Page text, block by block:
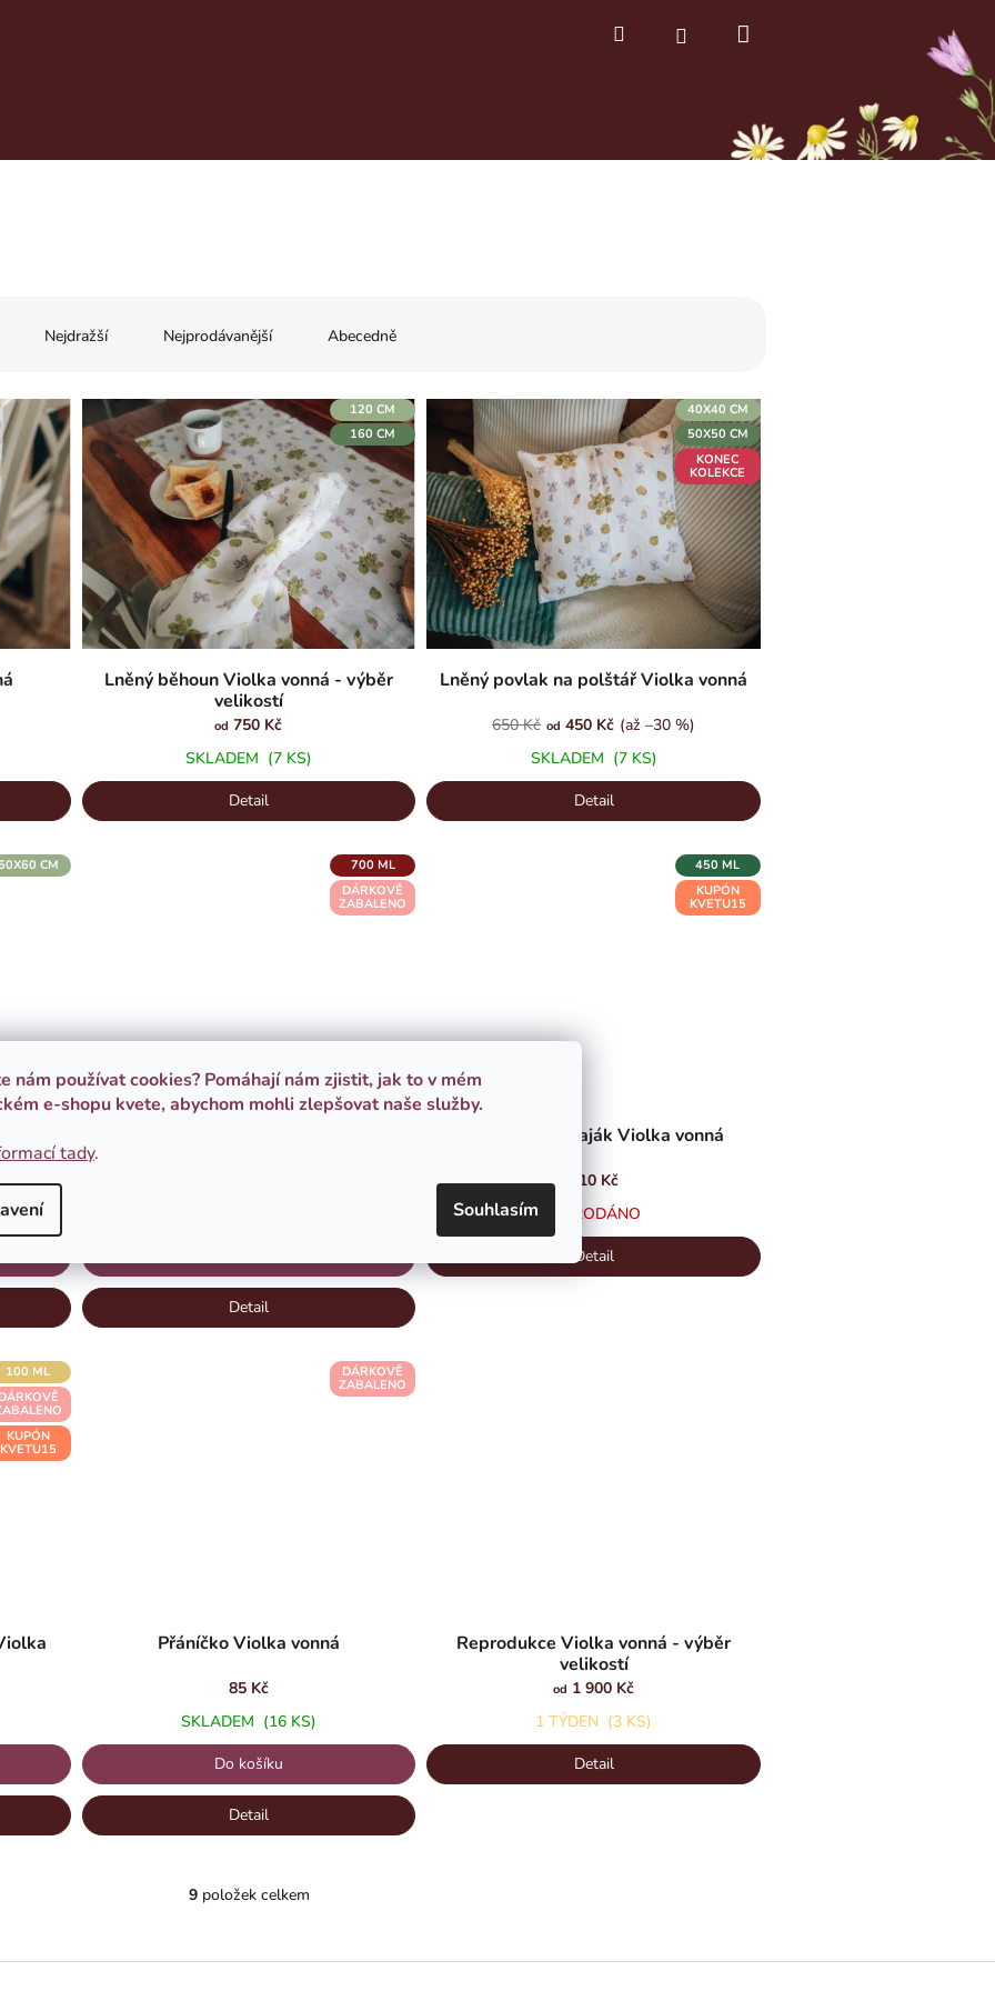
nám používat cookies? Pomáhají nám zjistit, jak to v mém
e-shopu kvete, abychom mohli zlepšovat naše služby.
tady.
Souhlasím
Hledat Přihlášení
Nejdražší Nejprodávanější Abecedně
120 CM
160 CM
Lněný běhoun Violka vonná - výběr
velikostí
od 750 Kč
SKLADEM (7 KS)
Detail
40X40 CM
50X50 CM
KONEC
KOLEKCE
Lněný povlak na polštář Violka vonná
650 Kč od 450 Kč (až –30 %)
SKLADEM (7 KS)
Detail
CM
700 ML
DÁRKOVĚ
ZABALENO
Detail
450 ML
KUPÓN
KVETU15
Porcelánový čaják Violka vonná
510 Kč
VYPRODÁNO
Detail
100 ML
DÁRKOVĚ
KUPÓN
KVETU15
DÁRKOVĚ
ZABALENO
Přáníčko Violka vonná
85 Kč
SKLADEM (16 KS)
Do košíku
Detail
Reprodukce Violka vonná - výběr
velikostí
od 1 900 Kč
1 TÝDEN (3 KS)
Detail
O
á
9položek celkem